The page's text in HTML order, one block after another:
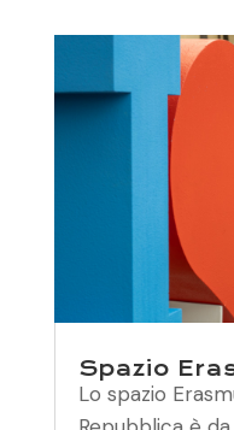
Spazio
Lo spazio